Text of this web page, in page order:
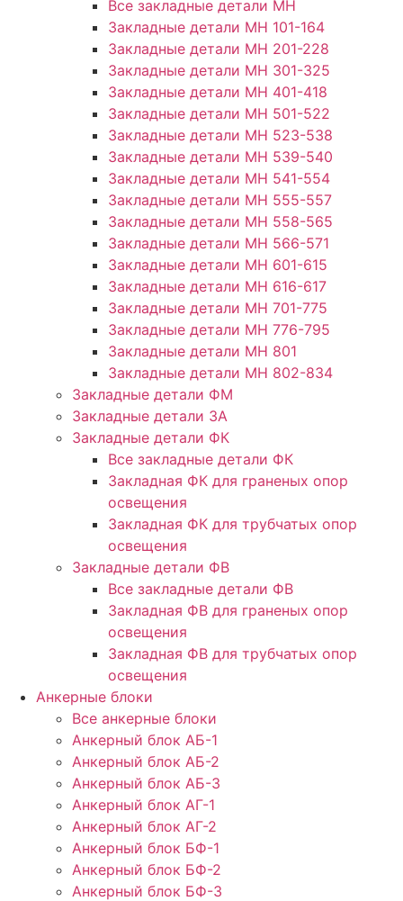
Все закладные детали МН
Закладные детали МН 101-164
Закладные детали МН 201-228
Закладные детали МН 301-325
Закладные детали МН 401-418
Закладные детали МН 501-522
Закладные детали МН 523-538
Закладные детали МН 539-540
Закладные детали МН 541-554
Закладные детали МН 555-557
Закладные детали МН 558-565
Закладные детали МН 566-571
Закладные детали МН 601-615
Закладные детали МН 616-617
Закладные детали МН 701-775
Закладные детали МН 776-795
Закладные детали МН 801
Закладные детали МН 802-834
Закладные детали ФМ
Закладные детали ЗА
Закладные детали ФК
Все закладные детали ФК
Закладная ФК для граненых опор
освещения
Закладная ФК для трубчатых опор
освещения
Закладные детали ФВ
Все закладные детали ФВ
Закладная ФВ для граненых опор
освещения
Закладная ФВ для трубчатых опор
освещения
Анкерные блоки
Все анкерные блоки
Анкерный блок АБ-1
Анкерный блок АБ-2
Анкерный блок АБ-3
Анкерный блок АГ-1
Анкерный блок АГ-2
Анкерный блок БФ-1
Анкерный блок БФ-2
Анкерный блок БФ-3